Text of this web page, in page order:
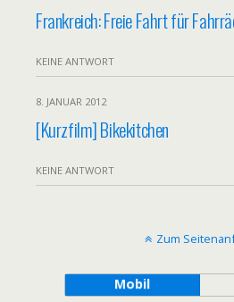
Frankreich: Freie Fahrt für
KEINE ANTWORT
8. JANUAR 2012
[Kurzfilm] Bikekitchen
KEINE ANTWORT
Zum
Mobil